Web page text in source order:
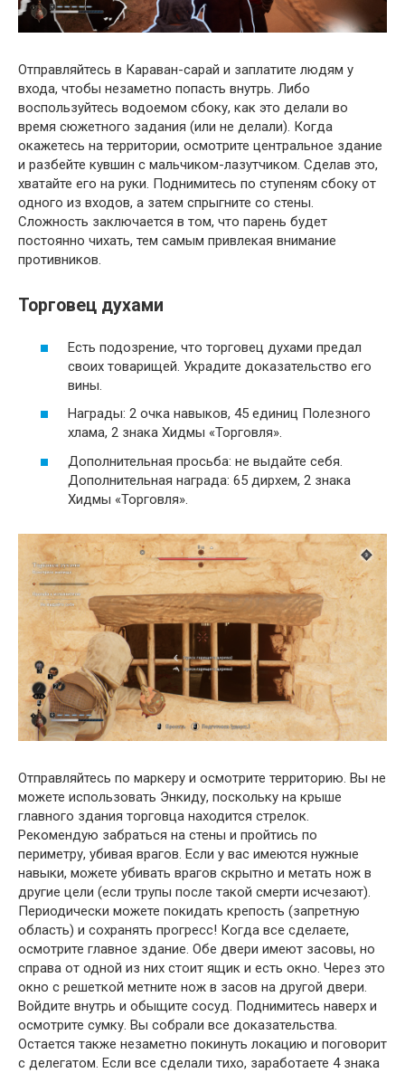
Отправляйтесь в Караван-сарай и заплатите людям у
входа, чтобы незаметно попасть внутрь. Либо
воспользуйтесь водоемом сбоку, как это делали во
время сюжетного задания (или не делали). Когда
окажетесь на территории, осмотрите центральное здание
и разбейте кувшин с мальчиком-лазутчиком. Сделав это,
хватайте его на руки. Поднимитесь по ступеням сбоку от
одного из входов, а затем спрыгните со стены.
Сложность заключается в том, что парень будет
постоянно чихать, тем самым привлекая внимание
противников.
Торговец духами
Есть подозрение, что торговец духами предал
своих товарищей. Украдите доказательство его
вины.
Награды: 2 очка навыков, 45 единиц Полезного
хлама, 2 знака Хидмы «Торговля».
Дополнительная просьба: не выдайте себя.
Дополнительная награда: 65 дирхем, 2 знака
Хидмы «Торговля».
Отправляйтесь по маркеру и осмотрите территорию. Вы не
можете использовать Энкиду, поскольку на крыше
главного здания торговца находится стрелок.
Рекомендую забраться на стены и пройтись по
периметру, убивая врагов. Если у вас имеются нужные
навыки, можете убивать врагов скрытно и метать нож в
другие цели (если трупы после такой смерти исчезают).
Периодически можете покидать крепость (запретную
область) и сохранять прогресс! Когда все сделаете,
осмотрите главное здание. Обе двери имеют засовы, но
справа от одной из них стоит ящик и есть окно. Через это
окно с решеткой метните нож в засов на другой двери.
Войдите внутрь и обыщите сосуд. Поднимитесь наверх и
осмотрите сумку. Вы собрали все доказательства.
Остается также незаметно покинуть локацию и поговорит
с делегатом. Если все сделали тихо, заработаете 4 знака